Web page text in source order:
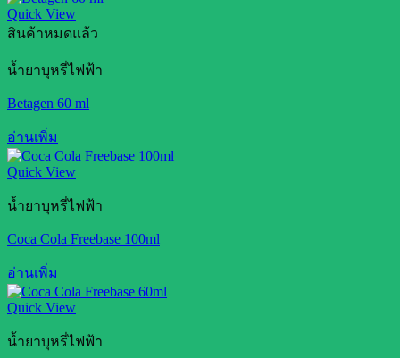
Quick View
สินค้าหมดแล้ว
น้ำยาบุหรี่ไฟฟ้า
Betagen 60 ml
อ่านเพิ่ม
Quick View
น้ำยาบุหรี่ไฟฟ้า
Coca Cola Freebase 100ml
อ่านเพิ่ม
Quick View
น้ำยาบุหรี่ไฟฟ้า